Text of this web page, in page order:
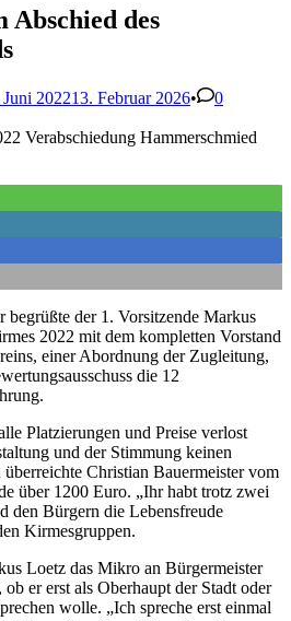
des
Juni 202213. Februar 2026• 0
Verabschiedung Hammerschmied
der 1. Vorsitzende Markus
2022 mit dem kompletten Vorstand
einer Abordnung der Zugleitung,
die 12
Platzierungen und Preise verlost
und der Stimmung keinen
Christian Bauermeister vom
über 1200 Euro. „Ihr habt trotz zwei
den Bürgern die Lebensfreude
Kirmesgruppen.
Loetz das Mikro an Bürgermeister
er erst als Oberhaupt der Stadt oder
wolle. „Ich spreche erst einmal